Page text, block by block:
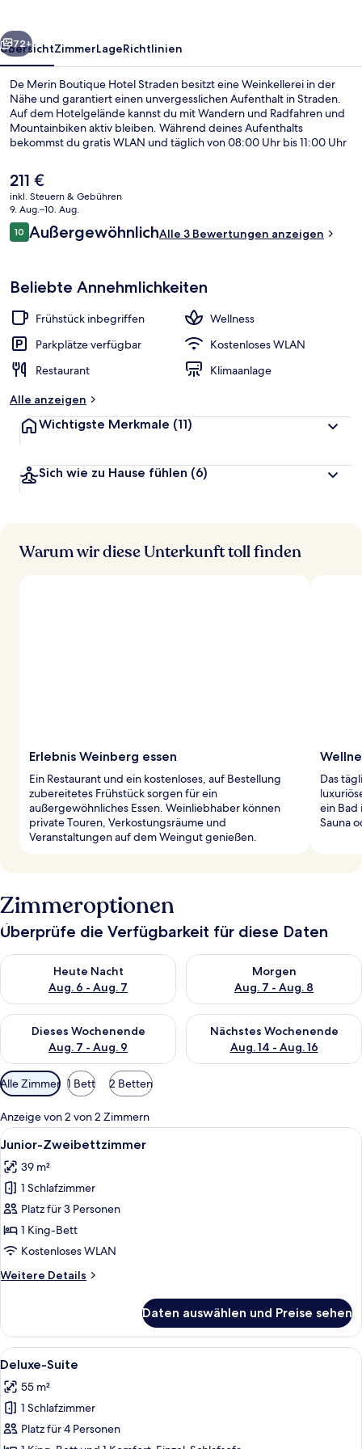
Weiter
72+
ÜbersichtZimmerLageRichtlinien
De Merin Boutique Hotel Straden besitzt eine Weinkellerei in der
Nähe und garantiert einen unvergesslichen Aufenthalt in Straden.
Auf dem Hotelgelände kannst du mit Wandern und Radfahren und
Mountainbiken aktiv bleiben. Während deines Aufenthalts
bekommst du gratis WLAN und täglich von 08:00 Uhr bis 11:00 Uhr
Der
aktuelle
Preis
beträgt
211 €.
211 €
inkl. Steuern & Gebühren
9. Aug.–10. Aug.
Bewertungen
1010 von 10.
AußergewöhnlichAlle 3 Bewertungen anzeigen
Beliebte Annehmlichkeiten
Frühstück inbegriffen
Wellness
Parkplätze verfügbar
Kostenloses WLAN
Restaurant
Klimaanlage
Alle anzeigen
Wichtigste Merkmale (11)
Sich wie zu Hause fühlen (6)
Warum wir diese Unterkunft toll finden
Erlebnis Weinberg essen
Ein Restaurant und ein kostenloses, auf Bestellung
zubereitetes Frühstück sorgen für ein
außergewöhnliches Essen. Weinliebhaber können
private Touren, Verkostungsräume und
Veranstaltungen auf dem Weingut genießen.
Das
ein Bad
Sauna
Zimmeroptionen
Überprüfe die Verfügbarkeit für diese Daten
Heute Nacht
Aug. 6 - Aug. 7
Überprüfe die Verfügbarkeit für heute Nacht, Aug. 6 - Aug. 7.
Morgen
Aug. 7 - Aug. 8
Überprüfe die Verfügbarkeit
Dieses Wochenende
Aug. 7 - Aug. 9
Überprüfe die Verfügbarkeit für dieses Wochenende, Aug. 7
Nächstes Wochenende
Aug. 14 - Aug. 16
Überprüfe die Verfügbarkeit
Verfügbare
Filter
für
Zimmer
Alle Zimmer 1 Bett 2 Betten
Anzeige von 2 von 2 Zimmern
Alle
Fotos
für
Junior-
Zweibettzimmer
anzeigen
Ein modernes Hotelzimmer mit Bett,
18
Junior-Zweibettzimmer
39 m²
1 Schlafzimmer
Platz für 3 Personen
1 King-Bett
Kostenloses WLAN
Weitere Details
Weitere
Zweibettzimmer
Daten auswählen und Preise sehen
Alle
Fotos
für
Deluxe-
Suite
Ein Schlafzimmer mit einer
10
Deluxe-Suite
55 m²
1 Schlafzimmer
Platz für 4 Personen